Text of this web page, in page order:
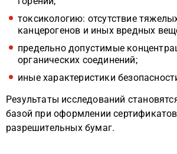
токсикологию: отсутствие
канцерогенов и иных вредных
предельно допустимые
органических соединений;
иные характеристики
Результаты исследований
базой при оформлении
разрешительных бумаг.